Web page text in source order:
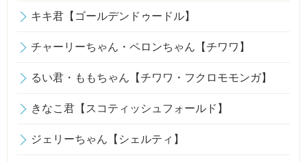
キキ君【ゴールデンドゥードル】
チャーリーちゃん・ペロンちゃん【チワワ】
るい君・ももちゃん【チワワ・フクロモモンガ】
きなこ君【スコティッシュフォールド】
ジェリーちゃん【シェルティ】